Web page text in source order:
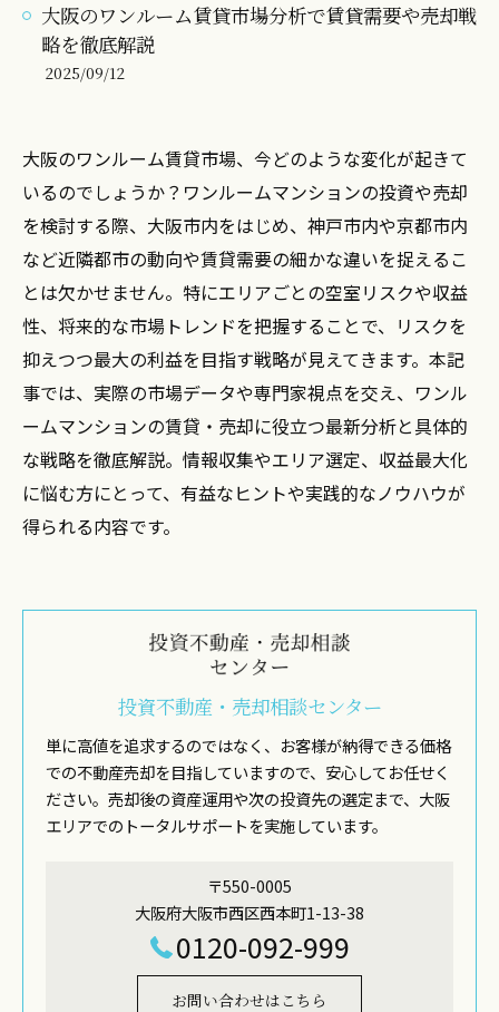
大阪のワンルーム賃貸市場分析で賃貸需要や売却戦
略を徹底解説
2025/09/12
大阪のワンルーム賃貸市場、今どのような変化が起きて
いるのでしょうか？ワンルームマンションの投資や売却
を検討する際、大阪市内をはじめ、神戸市内や京都市内
など近隣都市の動向や賃貸需要の細かな違いを捉えるこ
とは欠かせません。特にエリアごとの空室リスクや収益
性、将来的な市場トレンドを把握することで、リスクを
抑えつつ最大の利益を目指す戦略が見えてきます。本記
事では、実際の市場データや専門家視点を交え、ワンル
ームマンションの賃貸・売却に役立つ最新分析と具体的
な戦略を徹底解説。情報収集やエリア選定、収益最大化
に悩む方にとって、有益なヒントや実践的なノウハウが
得られる内容です。
投資不動産・売却相談センター
単に高値を追求するのではなく、お客様が納得できる価格
での不動産売却を目指していますので、安心してお任せく
ださい。売却後の資産運用や次の投資先の選定まで、大阪
エリアでのトータルサポートを実施しています。
〒550-0005
大阪府大阪市西区西本町1-13-38
0120-092-999
お問い合わせはこちら